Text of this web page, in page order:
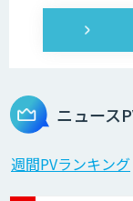
ニュース
週間PVランキング